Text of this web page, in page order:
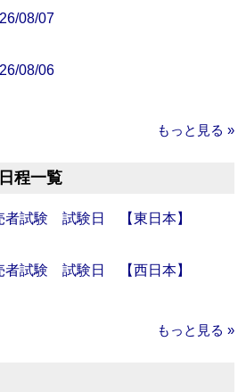
08/07
08/06
もっと見る »
程一覧
試験 試験日 【東日本】
試験 試験日 【西日本】
もっと見る »